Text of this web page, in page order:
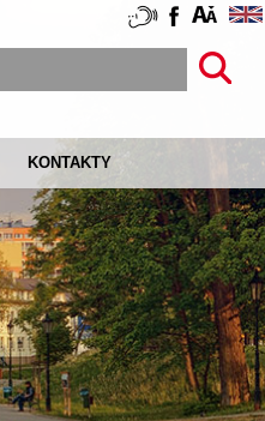
KONTAKTY